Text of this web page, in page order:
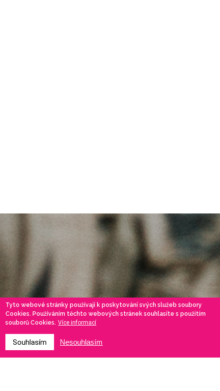
Tyto webové stránky používají k poskytování svých služeb soubory
Cookies. Používáním těchto webových stránek souhlasíte s použitím
souborů Cookies. Více informací
Souhlasím Nesouhlasím